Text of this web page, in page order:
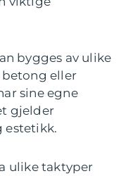
bygges av ulike
eller
sine egne
gjelder
estetikk.
ulike taktyper